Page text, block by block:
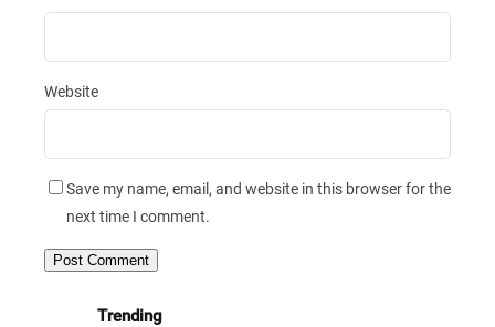
Website
Save my name, email, and website in this browser for the
next time I comment.
Trending